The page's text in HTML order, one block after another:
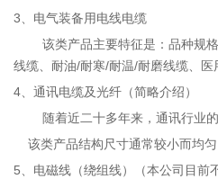
3、电气装备用电线电缆
该类产品主要特征是：品种规格
线缆、耐油/耐寒/耐温/耐磨线缆、
4、通讯电缆及光纤（简略介绍）
随着近二十多年来，通讯行业的
该类产品结构尺寸通常较小而均匀
5、电磁线（绕组线）（本公司目前